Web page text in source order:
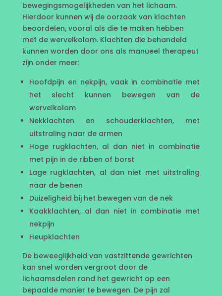
bewegingsmogelijkheden van het lichaam.
Hierdoor kunnen wij de oorzaak van klachten
beoordelen, vooral als die te maken hebben
met de wervelkolom. Klachten die behandeld
kunnen worden door ons als manueel therapeut
zijn onder meer:
Hoofdpijn en nekpijn, vaak in combinatie met
het slecht kunnen bewegen van de
wervelkolom
Nekklachten en schouderklachten, met
uitstraling naar de armen
Hoge rugklachten, al dan niet in combinatie
met pijn in de ribben of borst
Lage rugklachten, al dan niet met uitstraling
naar de benen
Duizeligheid bij het bewegen van de nek
Kaakklachten, al dan niet in combinatie met
nekpijn
Heupklachten
De beweeglijkheid van vastzittende gewrichten
kan snel worden vergroot door de
lichaamsdelen rond het gewricht op een
bepaalde manier te bewegen. De pijn zal